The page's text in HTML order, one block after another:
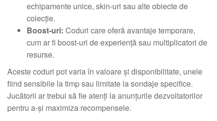
echipamente unice, skin-uri sau alte obiecte de
colecție.
Boost-uri: Coduri care oferă avantaje temporare,
cum ar fi boost-uri de experiență sau multiplicatori de
resurse.
Aceste coduri pot varia în valoare și disponibilitate, unele
fiind sensibile la timp sau limitate la sondaje specifice.
Jucătorii ar trebui să fie atenți la anunțurile dezvoltatorilor
pentru a-și maximiza recompensele.